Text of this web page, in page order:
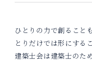
ひとりの力で創ること
とりだけでは形にする
建築士会は建築士のた